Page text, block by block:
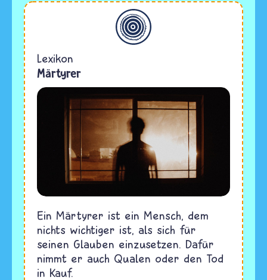
Allgemein
Lexikon
Märtyrer
Ein Märtyrer ist ein Mensch, dem
nichts wichtiger ist, als sich für
seinen Glauben einzusetzen. Dafür
nimmt er auch Qualen oder den Tod
in Kauf.